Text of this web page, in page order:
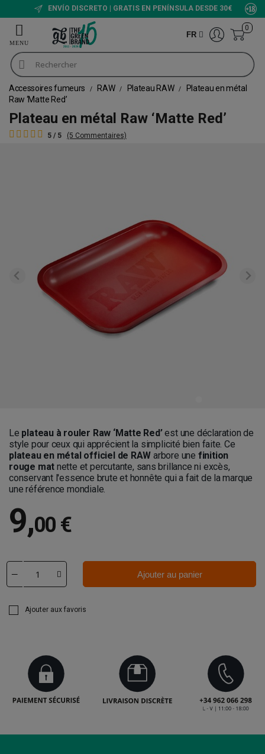
ENVÍO DISCRETO | GRATIS EN PENÍNSULA DESDE 30€
FR
0
Accessoires fumeurs RAW Plateau RAW
Plateau en métal
Raw ‘Matte Red’
Plateau en métal Raw ‘Matte Red’
5 / 5 (5 Commentaires)
Le plateau à rouler Raw ‘Matte Red’est une déclaration de
style pour ceux qui apprécient la simplicité bien faite. Ce
plateau en métal officiel de RAW arbore une finition
rouge mat nette et percutante, sans brillance ni excès,
conservant l'essence brute et honnête qui a fait de la marque
une référence mondiale.
9,00 €
Ajouter au panier
Ajouter aux favoris